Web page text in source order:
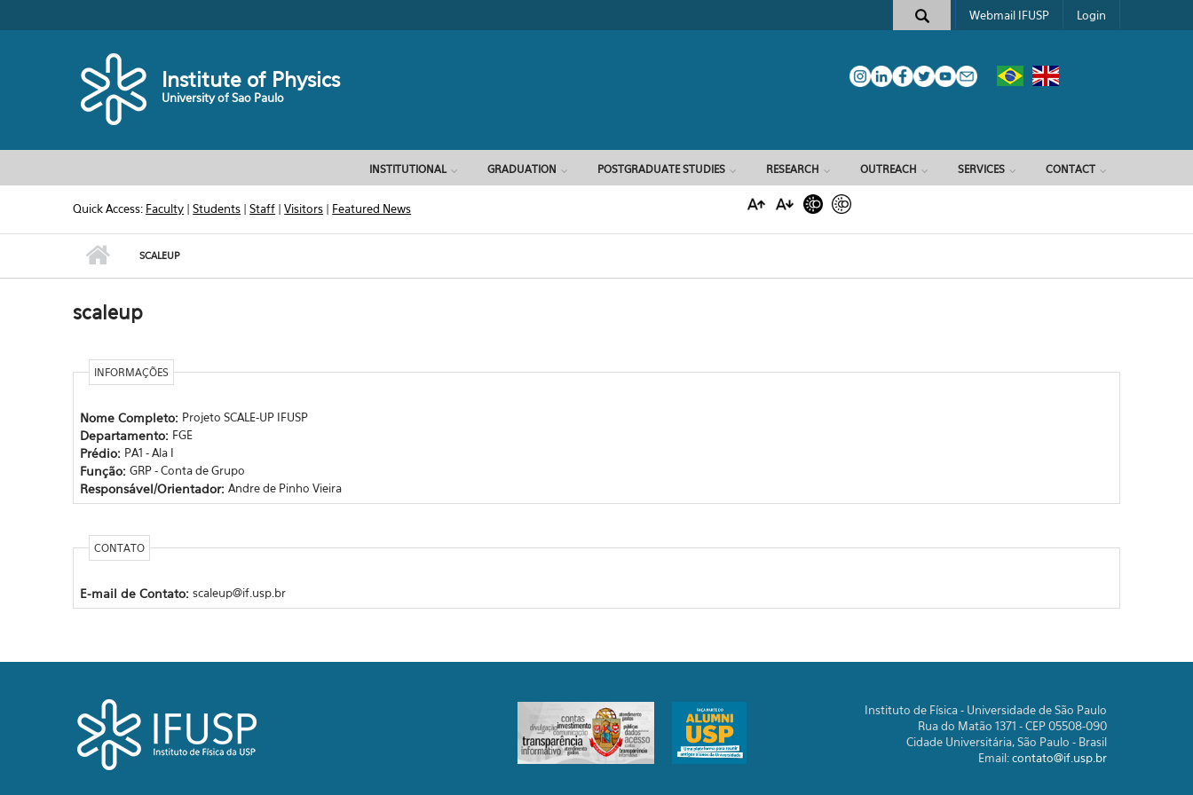
Search form
Webmail IFUSP Login
Institute of Physics
University of Sao Paulo
INSTITUTIONAL GRADUATION POSTGRADUATE STUDIES RESEARCH OUTREACH SERVICES CONTACT
Quick Access: Faculty |Students |Staff |Visitors | Featured News
SCALEUP
scaleup
INFORMAÇÕES
Nome Completo: Projeto SCALE-UP IFUSP
Departamento: FGE
Prédio: PA1 - Ala I
Função: GRP - Conta de Grupo
Responsável/Orientador: Andre de Pinho Vieira
CONTATO
E-mail de Contato: scaleup@if.usp.br
Instituto de Física - Universidade de São Paulo
Rua do Matão 1371 - CEP 05508-090
Cidade Universitária, São Paulo - Brasil
Email:contato@if.usp.br